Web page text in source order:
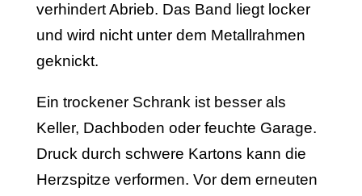
verhindert Abrieb. Das Band liegt locker
und wird nicht unter dem Metallrahmen
geknickt.
Ein trockener Schrank ist besser als
Keller, Dachboden oder feuchte Garage.
Druck durch schwere Kartons kann die
Herzspitze verformen. Vor dem erneuten